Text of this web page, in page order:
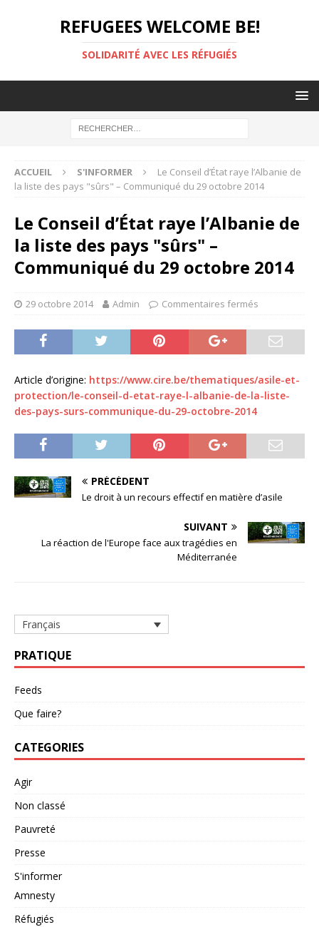
REFUGEES WELCOME BE!
SOLIDARITÉ AVEC LES RÉFUGIÉS
ACCUEIL S'INFORMER
Le Conseil d’État raye l’Albanie de
la liste des pays "sûrs" – Communiqué du 29 octobre 2014
Le Conseil d’État raye l’Albanie de
la liste des pays "sûrs" –
Communiqué du 29 octobre 2014
29 octobre 2014 Admin Commentaires fermés
Article d’origine: https://www.cire.be/thematiques/asile-et-
protection/le-conseil-d-etat-raye-l-albanie-de-la-liste-
des-pays-surs-communique-du-29-octobre-2014
PRÉCÉDENT
Le droit à un recours effectif en matière d’asile
SUIVANT
La réaction de l'Europe face aux tragédies en
Méditerranée
Français
PRATIQUE
Feeds
Que faire?
CATEGORIES
Agir
Non classé
Pauvreté
Presse
S'informer
Amnesty
Réfugiés